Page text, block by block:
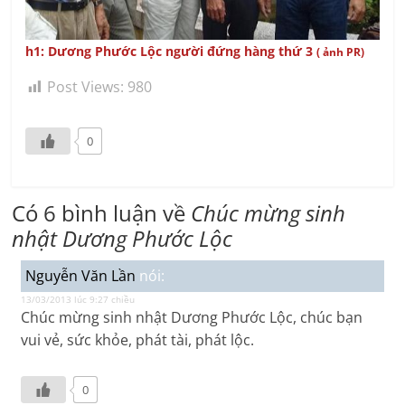
h1: Dương Phước Lộc người đứng hàng thứ 3( ảnh PR)
Post Views: 980
0
Có 6 bình luận về Chúc mừng sinh
nhật Dương Phước Lộc
Nguyễn Văn Lần nói:
13/03/2013 lúc 9:27 chiều
Chúc mừng sinh nhật Dương Phước Lộc, chúc bạn
vui vẻ, sức khỏe, phát tài, phát lộc.
0